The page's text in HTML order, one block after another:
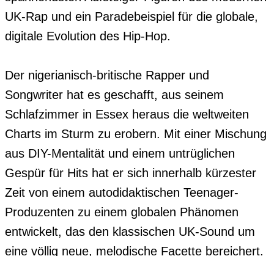
UK-Rap und ein Paradebeispiel für die globale,
digitale Evolution des Hip-Hop.
Der nigerianisch-britische Rapper und
Songwriter hat es geschafft, aus seinem
Schlafzimmer in Essex heraus die weltweiten
Charts im Sturm zu erobern. Mit einer Mischung
aus DIY-Mentalität und einem untrüglichen
Gespür für Hits hat er sich innerhalb kürzester
Zeit von einem autodidaktischen Teenager-
Produzenten zu einem globalen Phänomen
entwickelt, das den klassischen UK-Sound um
eine völlig neue, melodische Facette bereichert.